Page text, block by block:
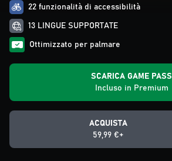
22 funzionalità di accessibilità
13 LINGUE SUPPORTATE
Ottimizzato per palmare
SCARICA GAME PASS
Incluso in Premium
ACQUISTA
59,99 €+